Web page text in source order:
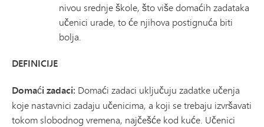
nivou srednje škole, što više domaćih zadataka
učenici urade, to će njihova postignuća biti
bolja.
DEFINICIJE
Domaći zadaci: Domaći zadaci uključuju zadatke učenja
koje nastavnici zadaju učenicima, a koji se trebaju izvršavati
tokom slobodnog vremena, najčešće kod kuće. Učenici